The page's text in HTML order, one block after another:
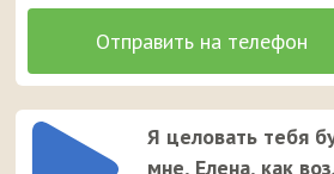
Я целовать тебя
мне, Елена, как